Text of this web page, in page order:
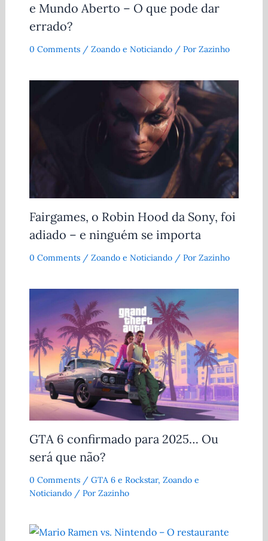
e Mundo Aberto – O que pode dar
errado?
0 Comments / Zoando e Noticiando/ Por Zazinho
Fairgames, o Robin Hood da Sony, foi
adiado – e ninguém se importa
0 Comments / Zoando e Noticiando/ Por Zazinho
GTA 6 confirmado para 2025… Ou
será que não?
0 Comments / GTA 6 e Rockstar, Zoando e
Noticiando/ Por Zazinho